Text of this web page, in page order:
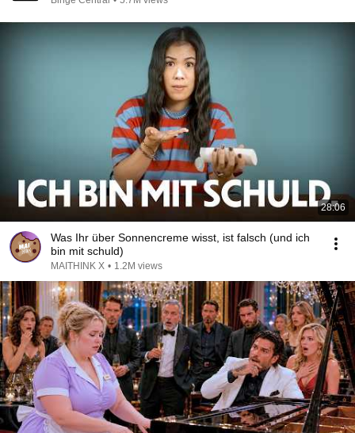
28:06
Was Ihr über Sonnencreme wisst, ist falsch (und ich
bin mit schuld)
MAITHINK X • 1.2M views